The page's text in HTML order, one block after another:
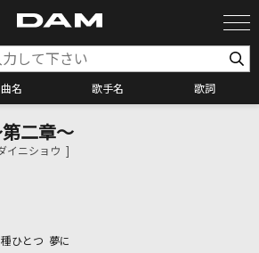
曲名 歌手名 歌詞
カラオケ検索
二章～
イニショウ ]
ひとつ 夢に